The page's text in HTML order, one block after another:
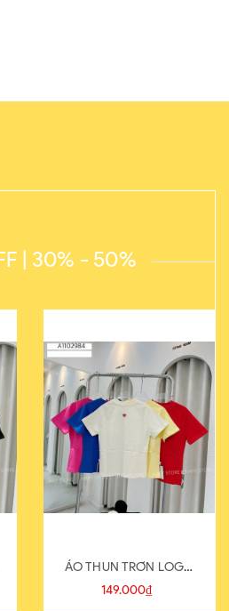
| 30% - 50%
ÁO THUN TRƠN LOGO
SAU
149.000₫